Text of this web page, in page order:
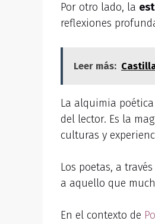
Por otro lado, la
reflexiones
Leer más:
La alquimia
del lector. Es la
culturas y
Los poetas, a
a aquello que
En el contexto de